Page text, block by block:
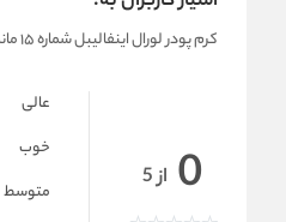
کرم پودر لورال اینفالیبل شماره ۱۵ ماندگاری ۳۲ ساعته LOreal Infallible 32H Fresh Wear Foundation Porcelain
0 از 5
عالی
خوب
متوسط